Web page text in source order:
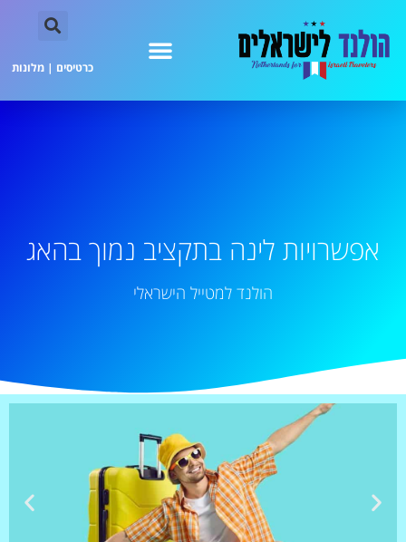
כרטיסים | מלונות
אפשרויות לינה בתקציב נמוך בהאג
הולנד למטייל הישראלי